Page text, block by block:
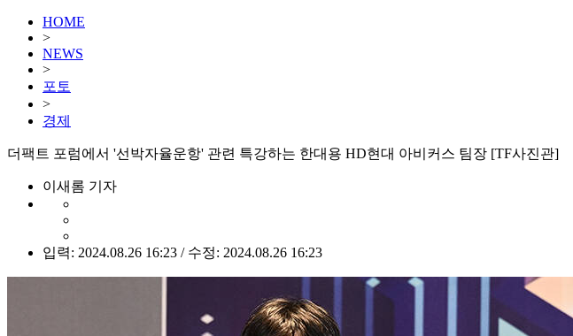
HOME
>
NEWS
>
포토
>
경제
더팩트 포럼에서 '선박자율운항' 관련 특강하는 한대용 HD현대 아비커스 팀장 [TF사진관]
이새롬 기자
입력: 2024.08.26 16:23 / 수정: 2024.08.26 16:23